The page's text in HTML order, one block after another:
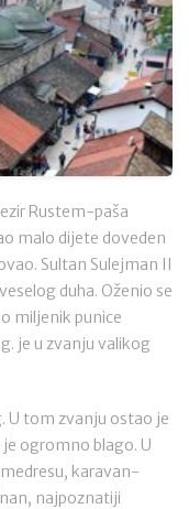
Rustem-paša
malo dijete doveden
Sultan Sulejman II
duha. Oženio se
miljenik punice
je u zvanju valikog
U tom zvanju ostao je
ogromno blago. U
karavan-
najpoznatiji